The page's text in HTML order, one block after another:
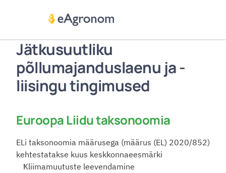
Jätkusuutliku
põllumajanduslaenu ja -
liisingu tingimused
Euroopa Liidu taksonoomia
ELi taksonoomia määrusega (määrus (EL) 2020/852)
kehtestatakse kuus keskkonnaeesmärki
Kliimamuutuste leevendamine